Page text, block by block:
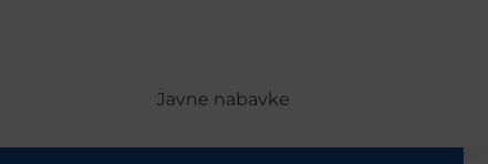
Javne nabavke